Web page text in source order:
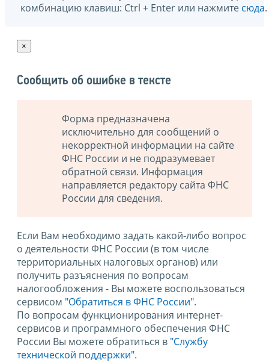
комбинацию клавиш: Ctrl + Enter или нажмите сюда.
×
Сообщить об ошибке в тексте
Форма предназначена
исключительно для сообщений о
некорректной информации на сайте
ФНС России и не подразумевает
обратной связи. Информация
направляется редактору сайта ФНС
России для сведения.
Если Вам необходимо задать какой-либо вопрос
о деятельности ФНС России (в том числе
территориальных налоговых органов) или
получить разъяснения по вопросам
налогообложения - Вы можете воспользоваться
сервисом "Обратиться в ФНС России".
По вопросам функционирования интернет-
сервисов и программного обеспечения ФНС
России Вы можете обратиться в "Службу
технической поддержки".